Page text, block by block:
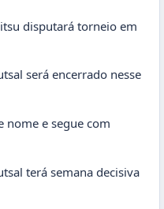
disputará torneio em
será encerrado nesse
nome e segue com
terá semana decisiva